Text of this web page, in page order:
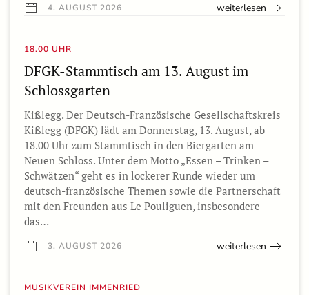
4. AUGUST 2026 weiterlesen
18.00 UHR
DFGK-Stammtisch am 13. August im
Schlossgarten
Kißlegg. Der Deutsch-Französische Gesellschaftskreis
Kißlegg (DFGK) lädt am Donnerstag, 13. August, ab
18.00 Uhr zum Stammtisch in den Biergarten am
Neuen Schloss. Unter dem Motto „Essen – Trinken –
Schwätzen“ geht es in lockerer Runde wieder um
deutsch-französische Themen sowie die Partnerschaft
mit den Freunden aus Le Pouliguen, insbesondere
das…
3. AUGUST 2026 weiterlesen
MUSIKVEREIN IMMENRIED